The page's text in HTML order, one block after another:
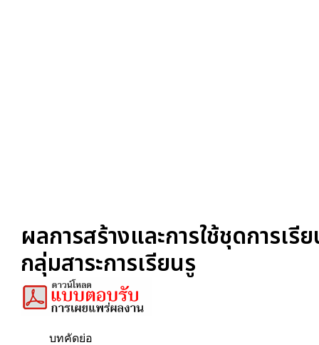
ผลการสร้างและการใช้ชุดการเ
กลุ่มสาระการเรียนรู
บทคัดย่อ